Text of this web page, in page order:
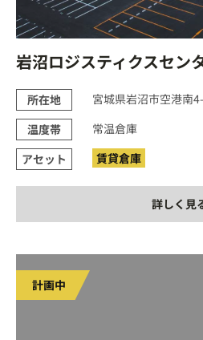
岩沼ロジスティクスセン
所在地
宮城県岩沼市空港南
温度帯
常温倉庫
アセット
賃貸倉庫
詳しく見